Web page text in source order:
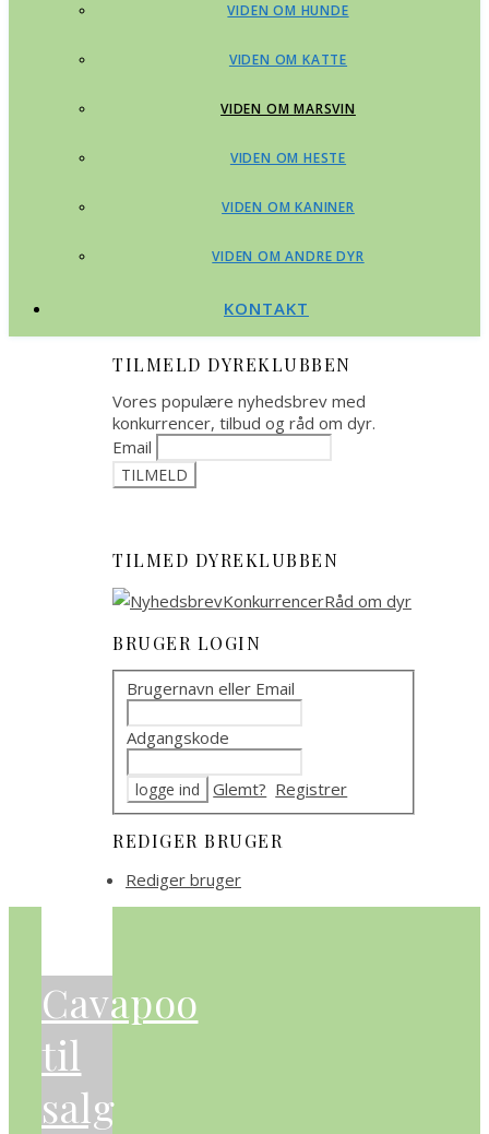
VIDEN OM HUNDE
VIDEN OM KATTE
VIDEN OM MARSVIN
VIDEN OM HESTE
VIDEN OM KANINER
VIDEN OM ANDRE DYR
KONTAKT
Cavapoo
til
salg
TILMELD DYREKLUBBEN
Vores populære nyhedsbrev med
konkurrencer, tilbud og råd om dyr.
Email
TILMED DYREKLUBBEN
BRUGER LOGIN
Brugernavn eller Email
Adgangskode
Glemt? Registrer
REDIGER BRUGER
Rediger bruger